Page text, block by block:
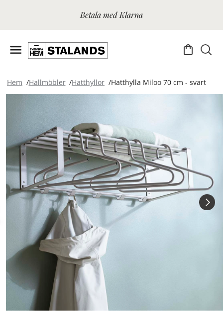
Betala med Klarna
Hem Hallmöbler Hatthyllor Hatthylla Miloo 70 cm - svart